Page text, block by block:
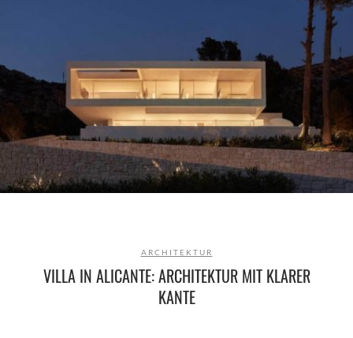
ARCHITEKTUR
VILLA IN ALICANTE: ARCHITEKTUR MIT KLARER
KANTE